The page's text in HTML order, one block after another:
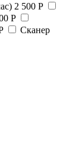
2 500 Р
Р
Сканер